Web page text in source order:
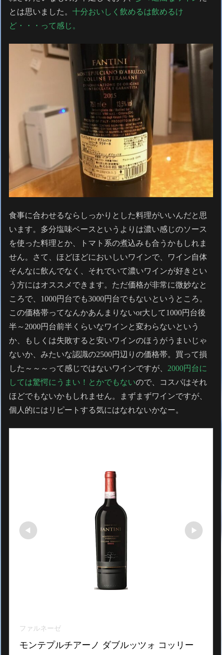
とは思いました。十分おいしく飲めるは飲めるけ
ど・・・って感じ。
食事に合わせるならしっかりとした料理がいいんだと思
います。多分塩味ベースというよりは濃い感じのソース
を使った料理とか、トマト系の煮込みも合うかもしれま
せん。さて、ほどほどにおいしいワインで、ワイン自体
そんなに飲んでなく、それでいて濃いワインが好きとい
う方にはオススメできます。ただ価格が非常に微妙なと
ころで、1000円台でも3000円台でもないというところ。
この価格帯ってなんかあんまりないor大して1000円台後
半～2000円台前半くらいなワインと変わらないという
か、もしくは失敗すると安いワインのほうがうまいじゃ
ないか、みたいな認識の2500円辺りの価格帯。買って損
した～～～って感じではないワインですが、 2000円台に
しては驚愕にうまい！とかでもないので、コスパはそれ
ほどでもないかもしれません。まずまずワインですが、
個人的にはリピートする気にはなれないかなー。
ファルネーゼ
モンテプルチアーノ ダブルッツォ コッリー